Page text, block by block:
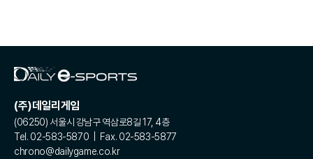
(주)데일리게임
(06250) 서울시 강남구 역삼로8길 17, 4층
Tel. 02-583-5870 | Fax. 02-583-5877
chrono@dailygame.co.kr